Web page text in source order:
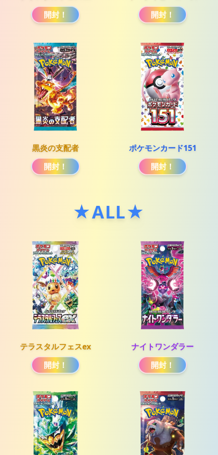
開封！
開封！
黒炎の支配者
開封！
ポケモンカード151
開封！
★ALL★
テラスタルフェスex
開封！
ナイトワンダラー
開封！